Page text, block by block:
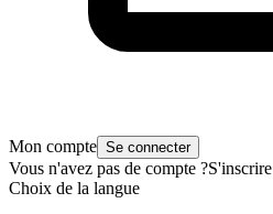
Mon compte Se connecter
Vous n'avez pas de compte ?S'inscrire
Choix de la langue